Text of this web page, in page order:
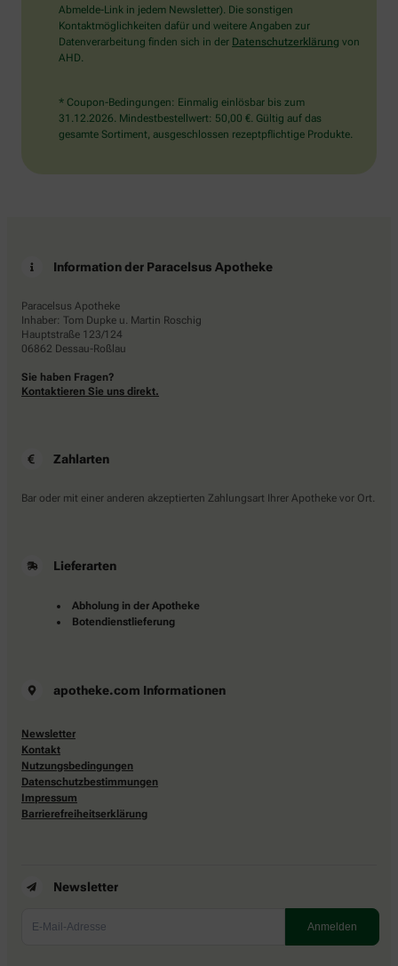
Abmelde-Link in jedem Newsletter). Die sonstigen
Kontaktmöglichkeiten dafür und weitere Angaben zur
Datenverarbeitung finden sich in der Datenschutzerklärung von
AHD.
* Coupon-Bedingungen: Einmalig einlösbar bis zum
31.12.2026. Mindestbestellwert: 50,00 €. Gültig auf das
gesamte Sortiment, ausgeschlossen rezeptpflichtige Produkte.
Information der Paracelsus Apotheke
Paracelsus Apotheke
Inhaber: Tom Dupke u. Martin Roschig
Hauptstraße 123/124
06862 Dessau-Roßlau
Sie haben Fragen?
Kontaktieren Sie uns direkt.
Zahlarten
Bar oder mit einer anderen akzeptierten Zahlungsart Ihrer Apotheke vor Ort.
Lieferarten
Abholung in der Apotheke
Botendienstlieferung
apotheke.com Informationen
Newsletter
Kontakt
Nutzungsbedingungen
Datenschutzbestimmungen
Impressum
Barrierefreiheitserklärung
Newsletter